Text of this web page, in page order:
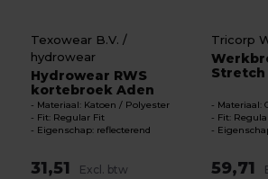
Texowear B.V. /
hydrowear
Hydrowear RWS
kortebroek Aden
Materiaal: Katoen / Polyester
Fit: Regular Fit
Eigenschap: reflecterend
31,51 Excl. btw
Tricorp
Stretch
Materiaal:
Fit:
59,71